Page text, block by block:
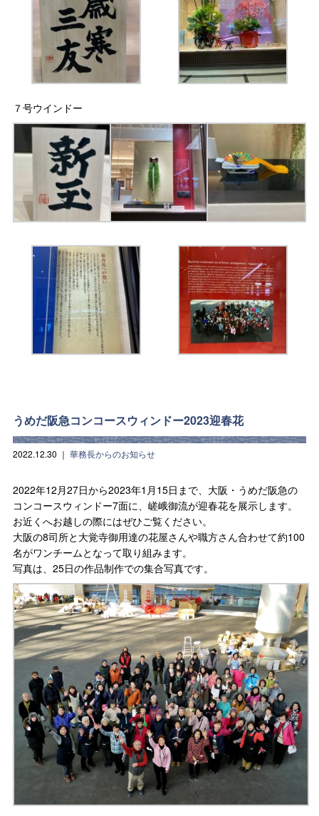
７号ウインドー
うめだ阪急コンコースウィンドー2023迎春花
2022.12.30 ｜ 華務長からのお知らせ
2022年12月27日から2023年1月15日まで、大阪・うめだ阪急の
コンコースウィンドー7面に、嵯峨御流が迎春花を展示します。
お近くへお越しの際にはぜひご覧ください。
大阪の8司所と大覚寺御用達の花屋さんや職方さん合わせて約100
名がワンチームとなって取り組みます。
写真は、25日の作品制作での集合写真です。